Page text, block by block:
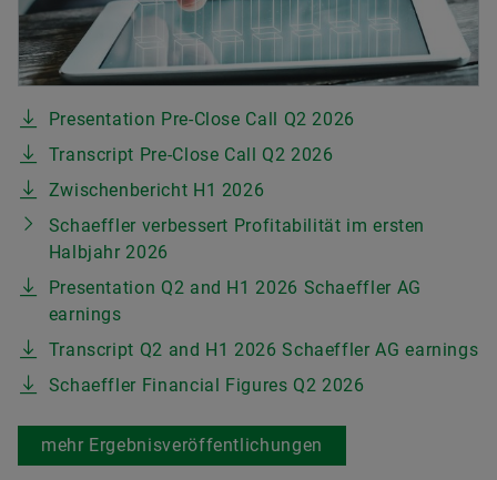
Presentation Pre-Close Call Q2 2026
Transcript Pre-Close Call Q2 2026
Zwischenbericht H1 2026
Schaeffler verbessert Profitabilität im ersten
Halbjahr 2026
Presentation Q2 and H1 2026 Schaeffler AG
earnings
Transcript Q2 and H1 2026 Schaeffler AG earnings
Schaeffler Financial Figures Q2 2026
mehr Ergebnisveröffentlichungen